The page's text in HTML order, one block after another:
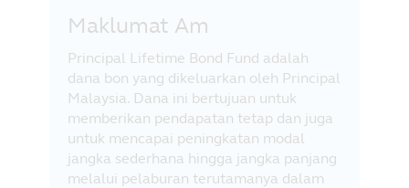
Maklumat Am
Principal Lifetime Bond Fund adalah
dana bon yang dikeluarkan oleh Principal
Malaysia. Dana ini bertujuan untuk
memberikan pendapatan tetap dan juga
untuk mencapai peningkatan modal
jangka sederhana hingga jangka panjang
melalui pelaburan terutamanya dalam